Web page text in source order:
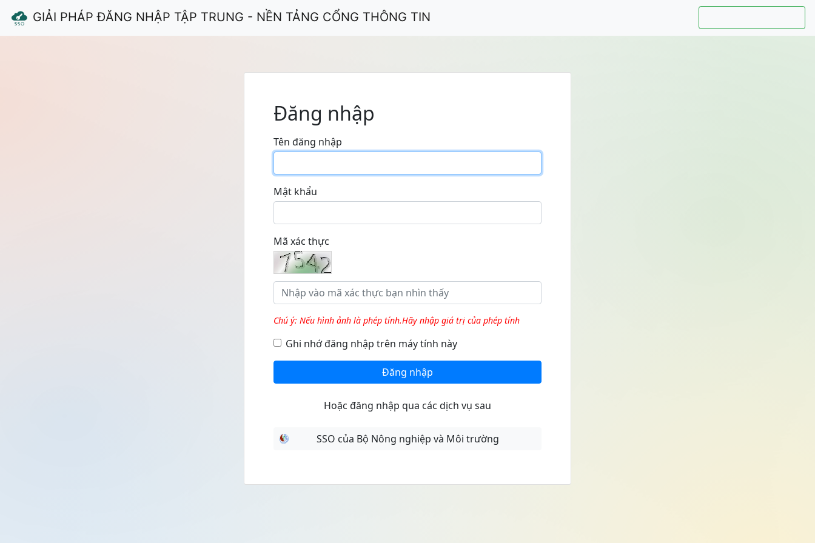
GIẢI PHÁP ĐĂNG NHẬP TẬP TRUNG - NỀN TẢNG CỔNG THÔNG TIN
Đăng nhập
Tên đăng nhập
Mật khẩu
Mã xác thực
Chú ý: Nếu hình ảnh là phép tính.Hãy nhập giá trị của phép tính
Ghi nhớ đăng nhập trên máy tính này
Đăng nhập
Hoặc đăng nhập qua các dịch vụ sau
SSO của Bộ Nông nghiệp và Môi trường